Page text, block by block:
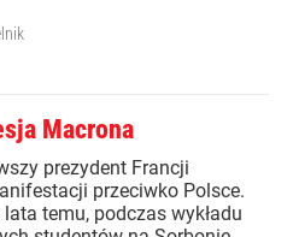
Macrona
prezydent Francji
przeciwko Polsce.
lata temu, podczas wykładu